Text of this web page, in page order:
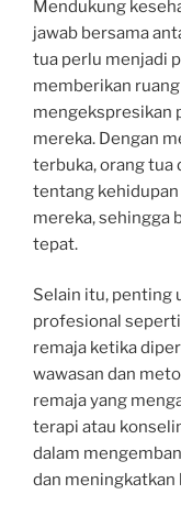
Mendukung
jawab bersama
tua perlu menjadi
memberikan
mengekspresikan
mereka. Dengan
terbuka, orang tua
tentang kehidupan
mereka, sehingga
tepat.
Selain itu, penting
profesional
remaja ketika
wawasan dan
remaja yang
terapi atau
dalam
dan meningkatkan